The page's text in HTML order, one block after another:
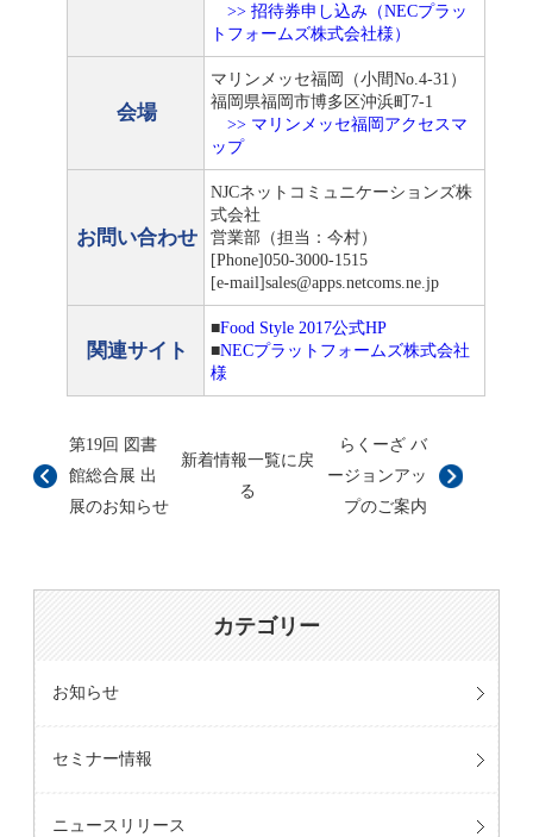
>> 招待券申し込み（NECプラッ
トフォームズ株式会社様）
会場
マリンメッセ福岡（小間No.4-31）
福岡県福岡市博多区沖浜町7-1
>> マリンメッセ福岡アクセスマ
ップ
お問い合わせ
NJCネットコミュニケーションズ株
式会社
営業部（担当：今村）
[Phone]050-3000-1515
[e-mail]sales@apps.netcoms.ne.jp
関連サイト
■Food Style 2017公式HP
■NECプラットフォームズ株式会社
様
第19回 図書
館総合展 出
展のお知らせ
新着情報一覧に戻
る
らくーざ バ
ージョンアッ
プのご案内
カテゴリー
お知らせ
セミナー情報
ニュースリリース